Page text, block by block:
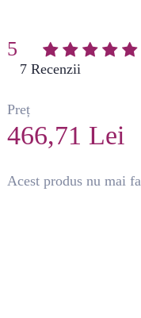
5
7 )
Preț
466,71 Lei
Acest produs nu mai